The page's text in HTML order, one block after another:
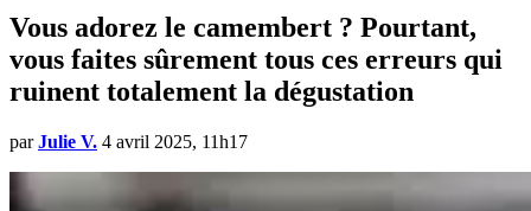
Vous adorez le camembert ? Pourtant,
vous faites sûrement tous ces erreurs qui
ruinent totalement la dégustation
par Julie V. 4 avril 2025, 11h17